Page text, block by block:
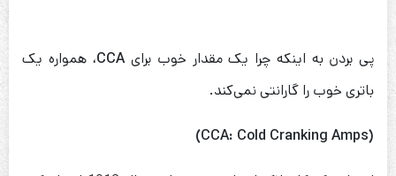
پی بردن به اینکه چرا یک مقدار خوب برایCCA، همواره یک
باتری خوب را گارانتی نمی‌کند.
(CCA: Cold Cranking Amps)